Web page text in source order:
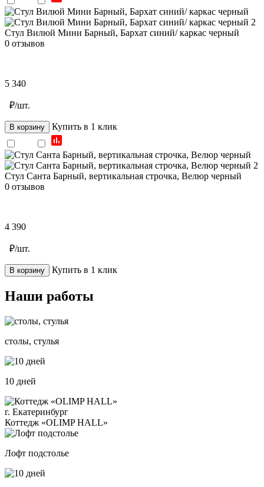
Стул Вилюй Мини Барный, Бархат синий/ каркас черный
0 отзывов
5 340
₽/шт.
В корзину Купить в 1 клик
Стул Санта Барный, вертикальная строчка, Велюр черный
0 отзывов
4 390
₽/шт.
В корзину Купить в 1 клик
Наши работы
столы, стулья
10 дней
г. Екатеринбург
Коттедж «OLIMP HALL»
Лофт подстолье